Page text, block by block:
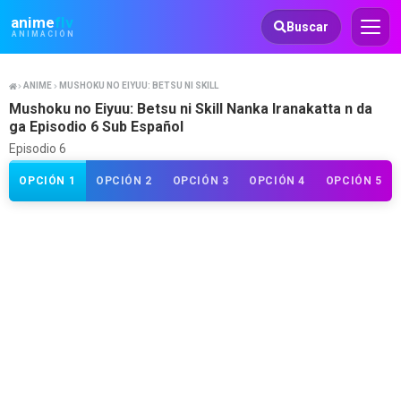
animeflv
ANIMACIÓN
Animeflv Buscar
ANIME MUSHOKU NO EIYUU: BETSU NI SKILL NANKA IRANAKATTA N DA GA
Mushoku no Eiyuu: Betsu ni Skill Nanka Iranakatta n da
ga Episodio 6 Sub Español
Episodio 6
OPCIÓN 1 OPCIÓN 2 OPCIÓN 3 OPCIÓN 4 OPCIÓN 5